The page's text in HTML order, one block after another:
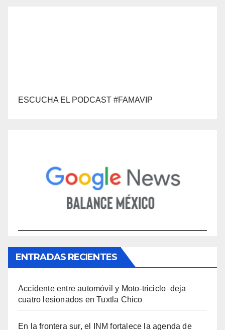
ESCUCHA EL PODCAST #FAMAVIP
ENTRADAS RECIENTES
Accidente entre automóvil y Moto-triciclo deja
cuatro lesionados en Tuxtla Chico
En la frontera sur, el INM fortalece la agenda de